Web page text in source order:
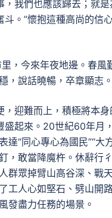
我們也應該歸去；就
。”懷抱這種高尚的信
，今來年夜地邊。春風
，說話曉暢，卒章顯志。
迎難而上，積極將本
起來。20世紀60年月
“同心專心為國民”“大
，敢當降魔杵。休辭行
群眾掉臂山高谷深、戰
人心如堅石、劈山開
發盡力任務的場景。